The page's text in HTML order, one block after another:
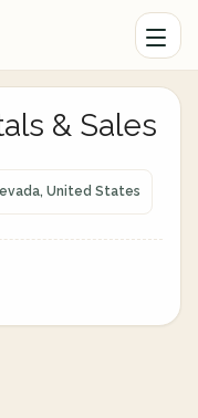
& Sales
United States